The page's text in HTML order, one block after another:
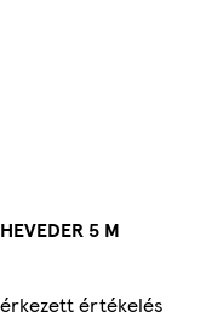
5 M
értékelés